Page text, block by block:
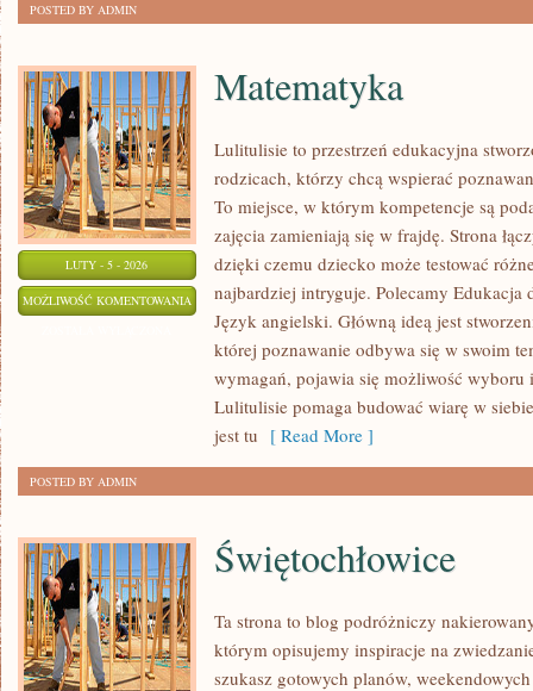
POSTED BY ADMIN
LUTY - 5 - 2026
MOŻLIWOŚĆ KOMENTOWANIA MATEMATYKA
Matematyka
Lulitulisie to przestrzeń edukacyjna
rodzicach, którzy chcą wspierać
To miejsce, w którym kompetencje są
zajęcia zamieniają się w frajdę. Strona
dzięki czemu dziecko może testować
najbardziej intryguje. Polecamy Edukacja
Język angielski. Główną ideą jest
której poznawanie odbywa się w swoim
wymagań, pojawia się możliwość wyboru
Lulitulisie pomaga budować wiarę w
jest tu [ Read More ]
POSTED BY ADMIN
Świętochłowice
Ta strona to blog podróżniczy
którym opisujemy inspiracje na
szukasz gotowych planów,